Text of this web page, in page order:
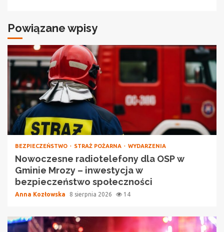
Powiązane wpisy
BEZPIECZEŃSTWO STRAŻ POŻARNA WYDARZENIA
Nowoczesne radiotelefony dla OSP w
Gminie Mrozy – inwestycja w
bezpieczeństwo społeczności
Anna Kozłowska 8 sierpnia 2026 14